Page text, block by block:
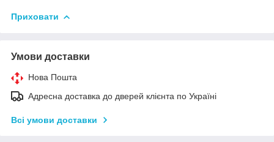
Приховати
Умови доставки
Нова Пошта
Адресна доставка до дверей клієнта по Україні
Всі умови доставки